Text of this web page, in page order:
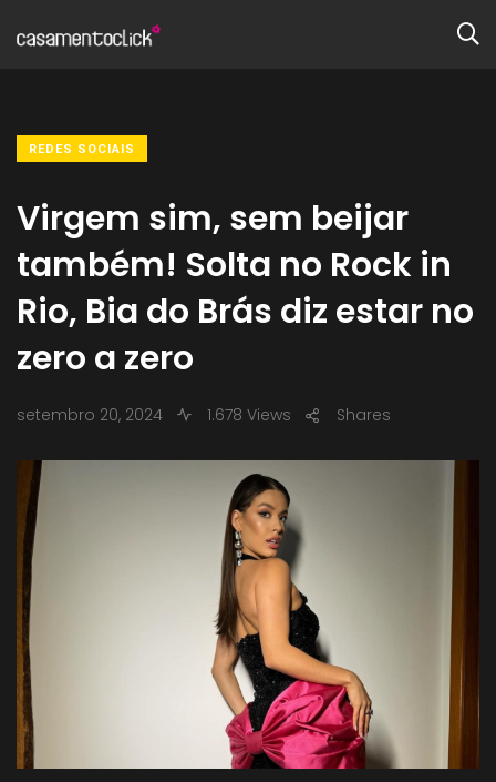
REDES SOCIAIS
Virgem sim, sem beijar
também! Solta no Rock in
Rio, Bia do Brás diz estar no
zero a zero
setembro 20, 2024 1.678 Views Shares